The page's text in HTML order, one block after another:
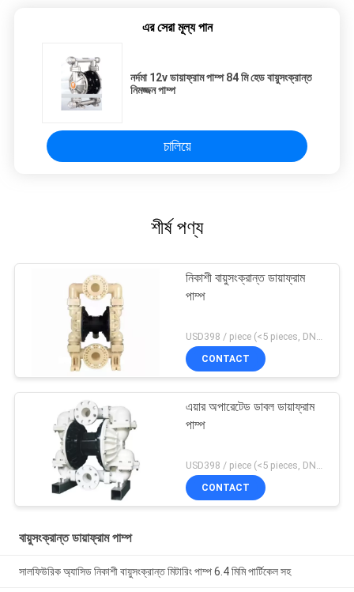
এর সেরা মূল্য পান
নর্দমা 12v ডায়াফ্রাম পাম্প 84 মি হেড বায়ুসংক্রান্ত
নিমজ্জন পাম্প
চালিয়ে
শীর্ষ পণ্য
নিকাশী বায়ুসংক্রান্ত ডায়াফ্রাম
পাম্প
CONTACT
এয়ার অপারেটেড ডাবল ডায়াফ্রাম
পাম্প
CONTACT
বায়ুসংক্রান্ত ডায়াফ্রাম পাম্প
সালফিউরিক অ্যাসিড নিকাশী বায়ুসংক্রান্ত মিটারিং পাম্প 6.4 মিমি পার্টিকেল সহ